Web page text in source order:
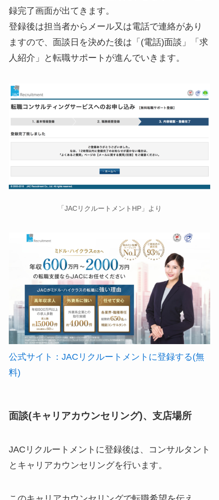
録完了画面が出てきます。
登録後は担当者からメール又は電話で連絡があり
ますので、面談日を決めた後は「(電話)面談」「求
人紹介」と転職サポートが進んでいきます。
「JACリクルートメントHP」より
公式サイト：JACリクルートメントに登録する(無
料)
面談(キャリアカウンセリング)、支店場所
JACリクルートメントに登録後は、コンサルタント
とキャリアカウンセリングを行います。